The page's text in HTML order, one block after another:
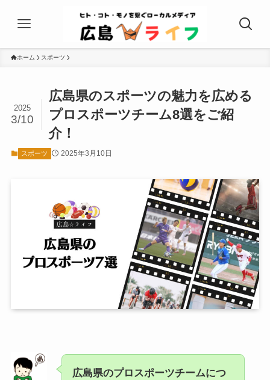
ホーム スポーツ
広島県のスポーツの魅力を広める
プロスポーツチーム8選をご紹
介！
2025
3/10
スポーツ 2025年3月10日
広島県のプロスポーツチームにつ